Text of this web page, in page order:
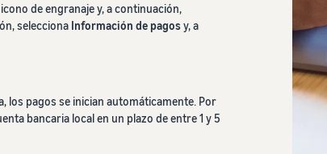
de engranaje y, a continuación,
selecciona Información de pagosy, a
los pagos se inician automáticamente. Por
bancaria local en un plazo de entre 1 y 5